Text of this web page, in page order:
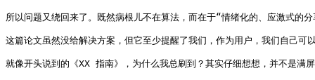
所以问题又绕回来了。既然病根儿不在算法，而在于“情绪化的、应激式的
这篇论文虽然没给解决方案，但它至少提醒了我们，作为用户，我们自己可
就像开头说到的《XX 指南》，为什么我总刷到？其实仔细想想，并不是满